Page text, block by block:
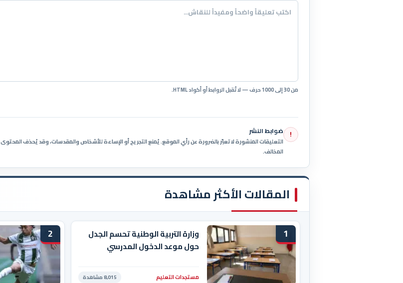
من 30 إلى 1000 حرف — لا تُقبل الروابط أو أكواد HTML.
! ضوابط النشر
التعليقات المنشورة لا تعبّر بالضرورة عن رأي الموقع. يُمنع التجريح أو الإساءة للأشخاص والمقدسات، وقد يُحذف المحتوى
المخالف.
المقالات الأكثر مشاهدة
1
وزارة التربية الوطنية تحسم الجدل
حول موعد الدخول المدرسي
مستجدات التعليم 8,015 مشاهدة
2